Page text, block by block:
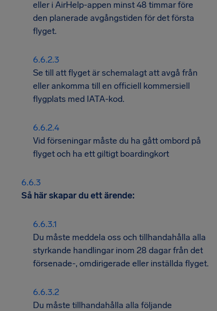
eller i AirHelp-appen minst 48 timmar före
den planerade avgångstiden för det första
flyget.
Se till att flyget är schemalagt att avgå från
eller ankomma till en officiell kommersiell
flygplats med IATA-kod.
Vid förseningar måste du ha gått ombord på
flyget och ha ett giltigt boardingkort
Så här skapar du ett ärende:
Du måste meddela oss och tillhandahålla alla
styrkande handlingar inom 28 dagar från det
försenade-, omdirigerade eller inställda flyget.
Du måste tillhandahålla alla följande